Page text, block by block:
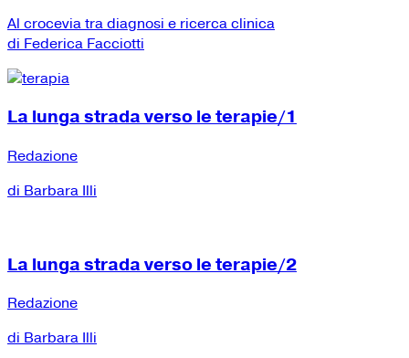
Al crocevia tra diagnosi e ricerca clinica
di Federica Facciotti
La lunga strada verso le terapie/1
Redazione
di Barbara Illi
La lunga strada verso le terapie/2
Redazione
di Barbara Illi